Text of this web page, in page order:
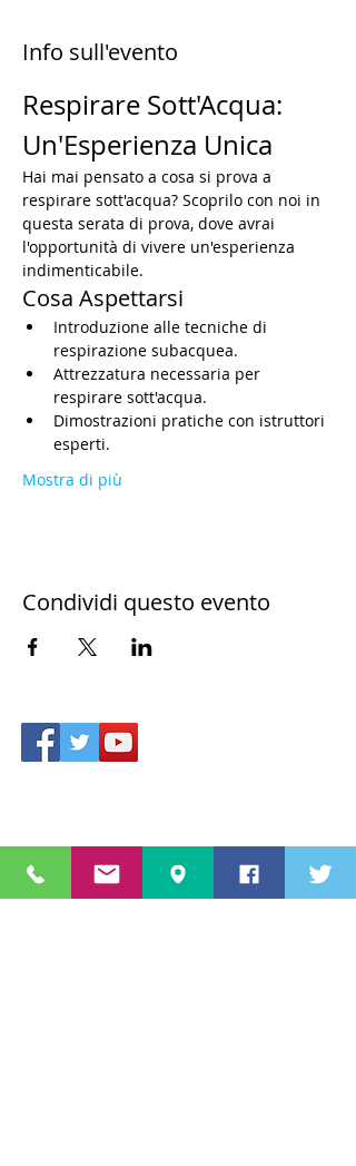
Info sull'evento
Respirare Sott'Acqua:
Un'Esperienza Unica
Hai mai pensato a cosa si prova a
respirare sott'acqua? Scoprilo con noi in
questa serata di prova, dove avrai
l'opportunità di vivere un'esperienza
indimenticabile.
Cosa Aspettarsi
Introduzione alle tecniche di
respirazione subacquea.
Attrezzatura necessaria per
respirare sott'acqua.
Dimostrazioni pratiche con istruttori
esperti.
Mostra di più
Condividi questo evento